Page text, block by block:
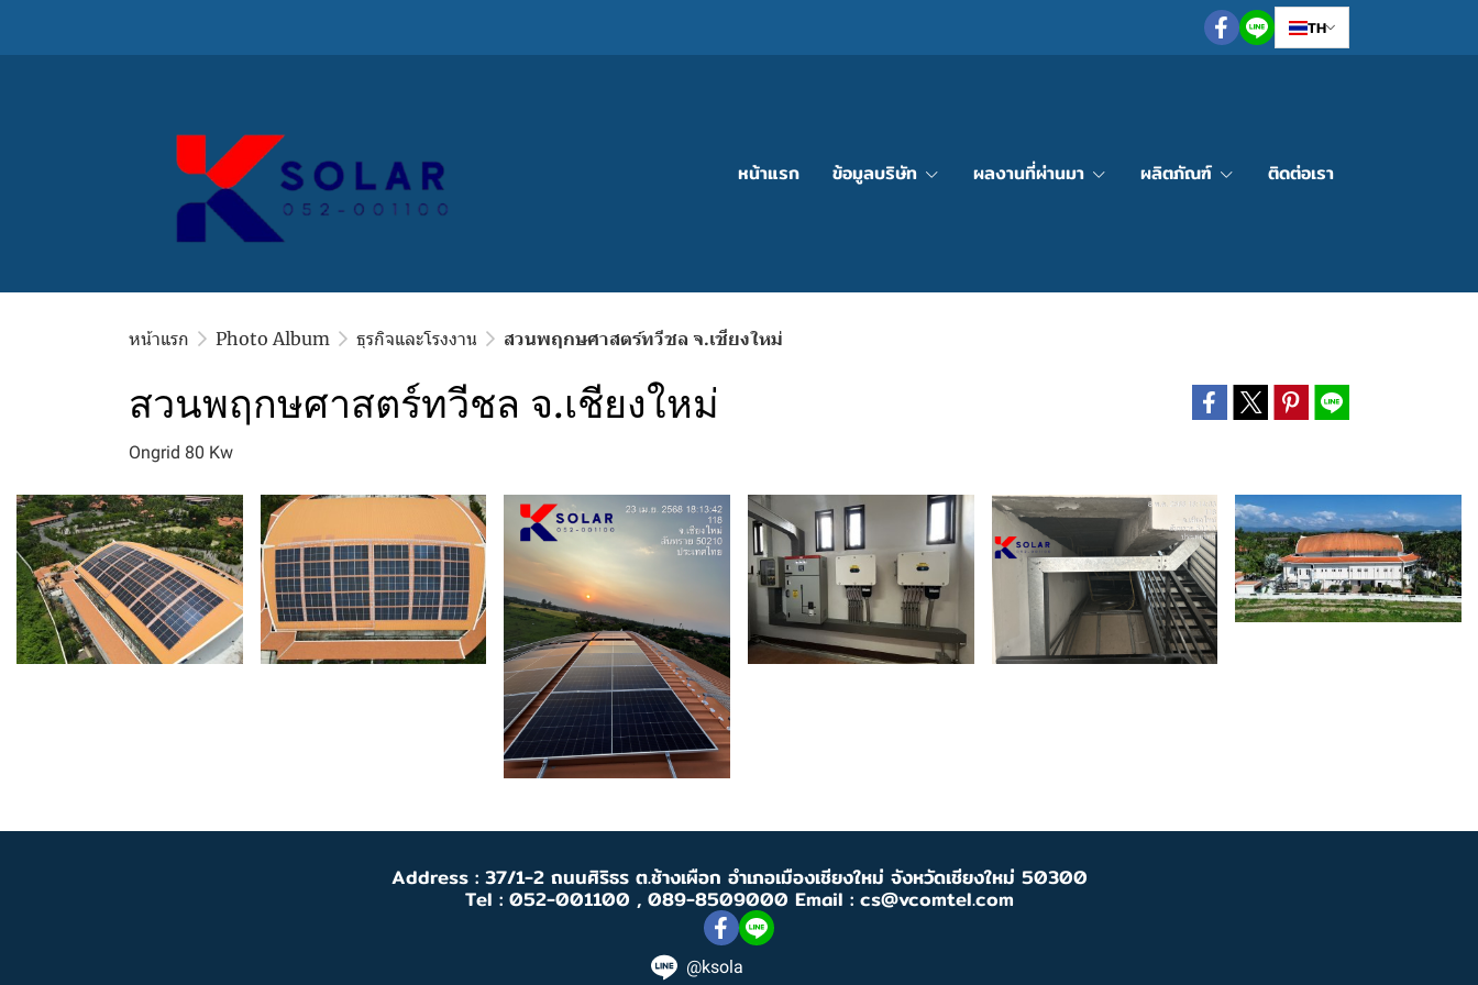
TH
หน้าแรก ข้อมูลบริษัท ผลงานที่ผ่านมา ผลิตภัณฑ์ ติดต่อเรา
หน้าแรก Photo Album ธุรกิจและโรงงาน สวนพฤกษศาสตร์ทวีชล จ.เชียงใหม่
สวนพฤกษศาสตร์ทวีชล จ.เชียงใหม่
Ongrid 80 Kw
Address : 37/1-2 ถนนศิริธร ต.ช้างเผือก อำเภอเมืองเชียงใหม่ จังหวัดเชียงใหม่ 50300
Tel : 052-001100 , 089-8509000 Email : cs@vcomtel.com
@ksola